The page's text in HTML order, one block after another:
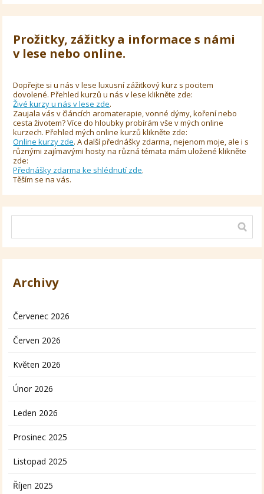
Prožitky, zážitky a informace s námi
v lese nebo online.
Dopřejte si u nás v lese luxusní zážitkový kurz s pocitem
dovolené. Přehled kurzů u nás v lese klikněte zde:
Živé kurzy u nás v lese zde.
Zaujala vás v článcích aromaterapie, vonné dýmy, koření nebo
cesta životem? Více do hloubky probírám vše v mých online
kurzech. Přehled mých online kurzů klikněte zde:
Online kurzy zde. A další přednášky zdarma, nejenom moje, ale i s
různými zajímavými hosty na různá témata mám uložené klikněte
zde:
Přednášky zdarma ke shlédnutí zde.
Těším se na vás.
Archivy
Červenec 2026
Červen 2026
Květen 2026
Únor 2026
Leden 2026
Prosinec 2025
Listopad 2025
Říjen 2025